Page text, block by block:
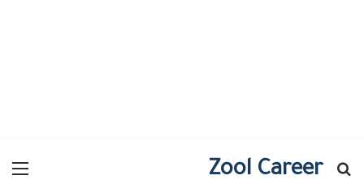
Zool Career
بحث عن